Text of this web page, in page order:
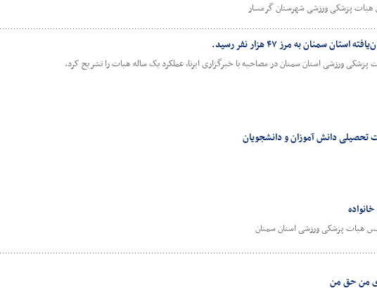
هیات پزشکی ورزشی شهرستان گرمسار
سمنان به مرز ۴۷ هزار نفر رسید.
پزشکی ورزشی استان سمنان در مصاحبه با خبرگزاری ایرنا، عملکرد یک ساله هیات را تشریح کرد.
تحصیلی دانش آموزان و دانشجویان
هیات پزشکی ورزشی استان سمنان
من حق من